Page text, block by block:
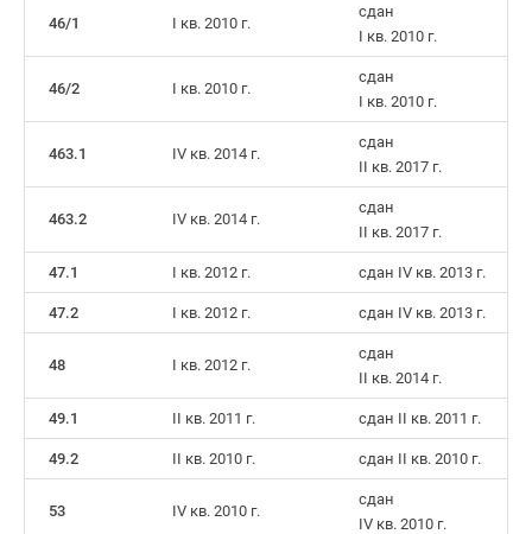
Бизнес-
Траншевая
ипотека
Скидки
акции
Рассрочка
46/1 I кв. 2010 г.
сдан
I кв. 2010 г.
46/2 I кв. 2010 г.
сдан
I кв. 2010 г.
463.1 IV кв. 2014 г.
сдан
II кв. 2017 г.
463.2 IV кв. 2014 г.
сдан
II кв. 2017 г.
47.1 I кв. 2012 г. сдан IV кв. 2013 г.
47.2 I кв. 2012 г. сдан IV кв. 2013 г.
48 I кв. 2012 г.
сдан
II кв. 2014 г.
49.1 II кв. 2011 г. сдан II кв. 2011 г.
49.2 II кв. 2010 г. сдан II кв. 2010 г.
53 IV кв. 2010 г.
сдан
IV кв. 2010 г.